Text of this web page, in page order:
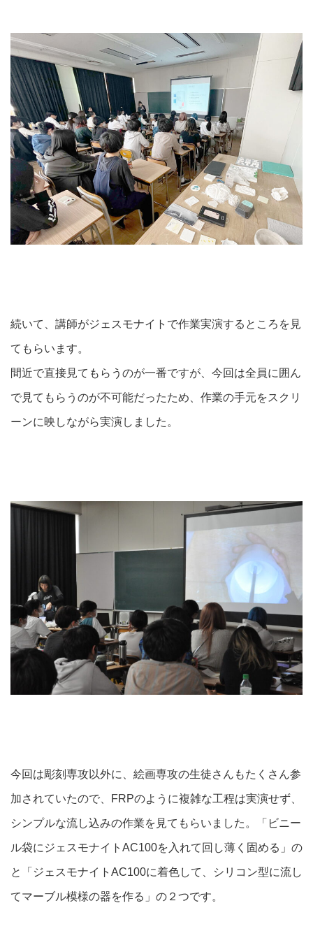
続いて、講師がジェスモナイトで作業実演するところを見
てもらいます。
間近で直接見てもらうのが一番ですが、今回は全員に囲ん
で見てもらうのが不可能だったため、作業の手元をスクリ
ーンに映しながら実演しました。
今回は彫刻専攻以外に、絵画専攻の生徒さんもたくさん参
加されていたので、FRPのように複雑な工程は実演せず、
シンプルな流し込みの作業を見てもらいました。「ビニー
ル袋にジェスモナイトAC100を入れて回し薄く固める」の
と「ジェスモナイトAC100に着色して、シリコン型に流し
てマーブル模様の器を作る」の２つです。